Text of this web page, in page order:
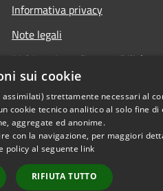
Informativa privacy
Note legali
Dichiarazione di accessibilità
Whisteblowing
sui cookie
strettamente necessari al
cookie tecnico analitico al solo fine di
aggregate ed anonime.
con la navigazione, per maggiori
policy al seguente link
RIFIUTA TUTTO